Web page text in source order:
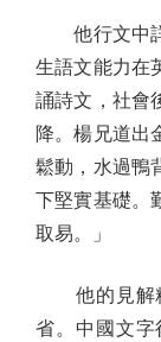
他行文中詳
生語文能力在
誦詩文，社會
降。楊兄道出
鬆動，水過鴨
下堅實基礎。
取易。」
他的見解精
省。中國文